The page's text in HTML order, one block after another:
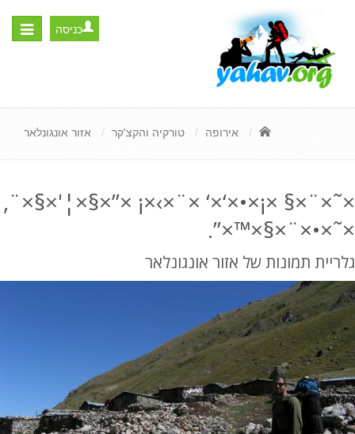
Toggle
כניסה
אירופה טורקיה והקצ'קר אזור אונגונלאר
×˜×¨×§ ×¡×•×‘×‘ ×¨×›×¡ ×”×§×¦'×§×¨,
×˜×•×¨×§×™×”.
גלריית תמונות של אזור אונגונלאר